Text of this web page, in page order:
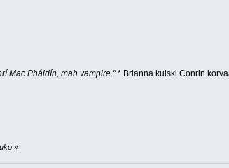
Mac Pháidín, mah vampire."* Brianna kuiski Conrin
»